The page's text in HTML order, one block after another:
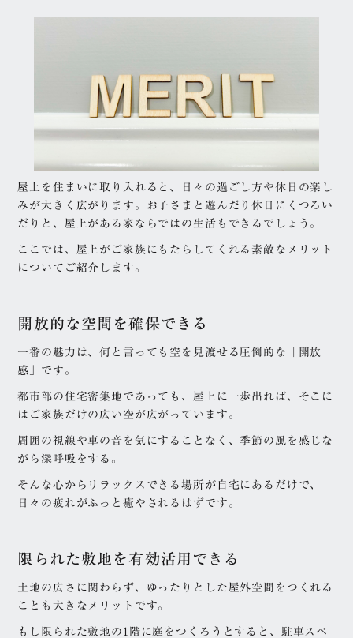
屋上を住まいに取り入れると、日々の過ごし方や休日の楽し
みが大きく広がります。お子さまと遊んだり休日にくつろい
だりと、屋上がある家ならではの生活もできるでしょう。
ここでは、屋上がご家族にもたらしてくれる素敵なメリット
についてご紹介します。
開放的な空間を確保できる
一番の魅力は、何と言っても空を見渡せる圧倒的な「開放
感」です。
都市部の住宅密集地であっても、屋上に一歩出れば、そこに
はご家族だけの広い空が広がっています。
周囲の視線や車の音を気にすることなく、季節の風を感じな
がら深呼吸をする。
そんな心からリラックスできる場所が自宅にあるだけで、
日々の疲れがふっと癒やされるはずです。
限られた敷地を有効活用できる
土地の広さに関わらず、ゆったりとした屋外空間をつくれる
ことも大きなメリットです。
もし限られた敷地の1階に庭をつくろうとすると、駐車スペ